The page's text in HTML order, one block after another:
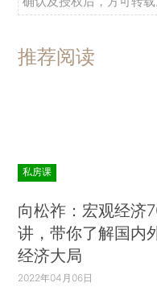
推荐阅读
私房课
向松祚：宏观经济
讲，带你了解国内
经济大局
2022年04月06日